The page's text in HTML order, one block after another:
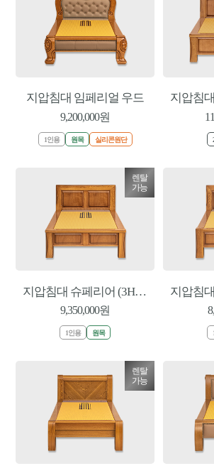
지압침대 임페리얼 우드
9,200,000원
1인용 원목 실리콘원단
렌탈
가능
지압침대 슈페리어 (3H-925WD-S)
9,350,000원
1인용 원목
렌탈
가능